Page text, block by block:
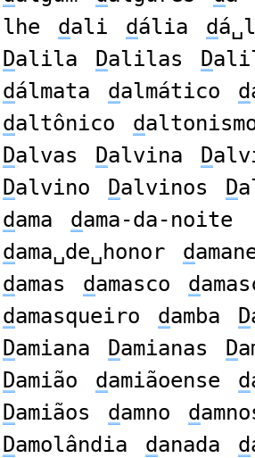
lhe
dali dália d
Dalila Dalilas D
dálmata dalmático d
daltônico d
Dalvas Dalvina D
Dalvino Dalvinos D
dama dama-da-noite
dama␣de␣honor d
damas damasco d
damasqueiro damba D
Damiana Damianas D
Damião damiãoense d
Damiãos damno d
Damolândia danada d